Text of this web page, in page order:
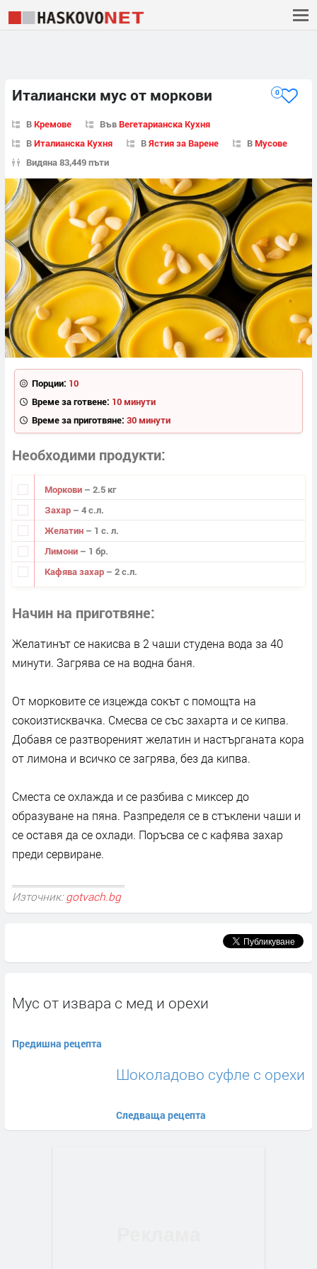
Италиански мус от моркови 0
ВКремове ВъвВегетарианска Кухня
ВИталианска Кухня ВЯстия за Варене ВМусове
Видяна 83,449 пъти
Порции: 10
Време за готвене: 10 минути
Време за приготвяне: 30 минути
Необходими продукти
Моркови – 2.5 кг
Захар – 4 с.л.
Желатин – 1 с. л.
Лимони – 1 бр.
Кафява захар – 2 с.л.
Начин на приготвяне
Желатинът се накисва в 2 чаши студена вода за 40
минути. Загрява се на водна баня.
От морковите се изцежда сокът с помощта на
сокоизтисквачка. Смесва се със захарта и се кипва.
Добавя се разтвореният желатин и настърганата кора
от лимона и всичко се загрява, без да кипва.
Сместа се охлажда и се разбива с миксер до
образуване на пяна. Разпределя се в стъклени чаши и
се оставя да се охлади. Поръсва се с кафява захар
преди сервиране.
Източник: gotvach.bg
Мус от извара с мед и орехи
Предишна рецепта
Шоколадово суфле с орехи
Следваща рецепта